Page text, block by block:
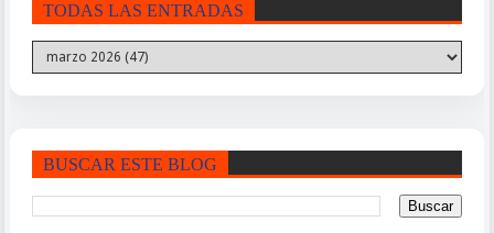
TODAS LAS ENTRADAS
BUSCAR ESTE BLOG